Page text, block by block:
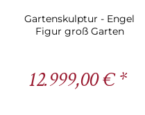
Gartenskulptur - Engel
Figur groß Garten
12.999,00 € *